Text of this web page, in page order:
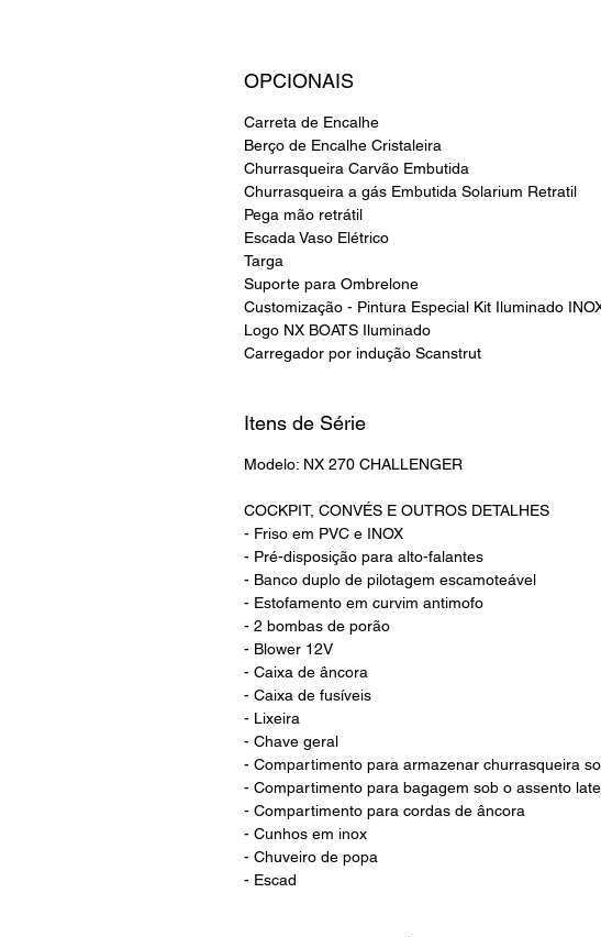
OPCIONAIS
Carreta de Encalhe
Berço de Encalhe Cristaleira
Churrasqueira Carvão Embutida
Churrasqueira a gás Embutida Solarium Retratil
Pega mão retrátil
Escada Vaso Elétrico
Targa
Suporte para Ombrelone
Customização - Pintura Especial Kit Iluminado
Logo NX BOATS Iluminado
Carregador por indução Scanstrut
Itens de Série
Modelo: NX 270 CHALLENGER
COCKPIT, CONVÉS E OUTROS DETALHES
- Friso em PVC e INOX
- Pré-disposição para alto-falantes
- Banco duplo de pilotagem escamoteável
- Estofamento em curvim antimofo
- 2 bombas de porão
- Blower 12V
- Caixa de âncora
- Caixa de fusíveis
- Lixeira
- Chave geral
- Compartimento para armazenar churrasqueira
- Compartimento para bagagem sob o assento
- Compartimento para cordas de âncora
- Cunhos em inox
- Chuveiro de popa
- Escad